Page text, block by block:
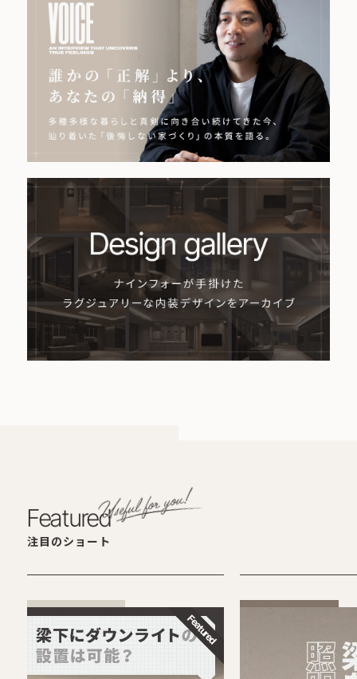
Featured
注目のショート